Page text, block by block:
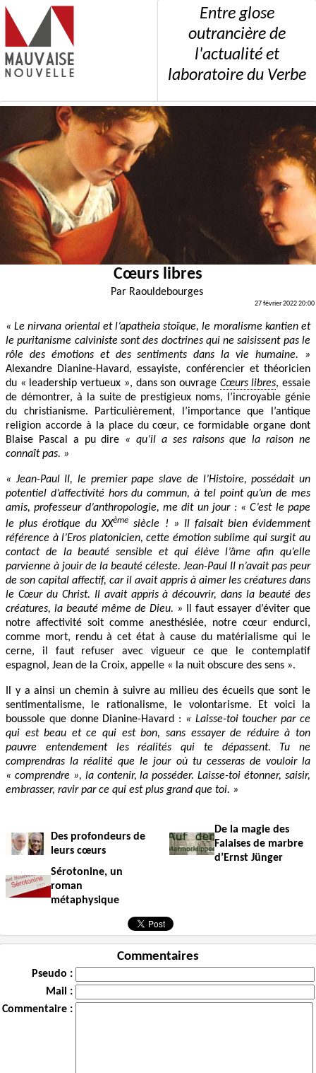
Entre glose
outrancière de
l'actualité et
laboratoire du Verbe
Cœurs libres
Par Raouldebourges
27 février 2022 20:00
« Le nirvana oriental et l’apatheia stoïque, le moralisme kantien et
le puritanisme calviniste sont des doctrines qui ne saisissent pas le
rôle des émotions et des sentiments dans la vie humaine. »
Alexandre Dianine-Havard, essayiste, conférencier et théoricien
du « leadership vertueux », dans son ouvrage Cœurs libres, essaie
de démontrer, à la suite de prestigieux noms, l’incroyable génie
du christianisme. Particulièrement, l’importance que l’antique
religion accorde à la place du cœur, ce formidable organe dont
Blaise Pascal a pu dire « qu’il a ses raisons que la raison ne
connaît pas. »
« Jean-Paul II, le premier pape slave de l’Histoire, possédait un
potentiel d’affectivité hors du commun, à tel point qu’un de mes
amis, professeur d’anthropologie, me dit un jour : « C’est le pape
le plus érotique du XXème siècle ! » Il faisait bien évidemment
référence à l’Eros platonicien, cette émotion sublime qui surgit au
contact de la beauté sensible et qui élève l’âme afin qu’elle
parvienne à jouir de la beauté céleste. Jean-Paul II n’avait pas peur
de son capital affectif, car il avait appris à aimer les créatures dans
le Cœur du Christ. Il avait appris à découvrir, dans la beauté des
créatures, la beauté même de Dieu. » Il faut essayer d’éviter que
notre affectivité soit comme anesthésiée, notre cœur endurci,
comme mort, rendu à cet état à cause du matérialisme qui le
cerne, il faut refuser avec vigueur ce que le contemplatif
espagnol, Jean de la Croix, appelle « la nuit obscure des sens ».
Il y a ainsi un chemin à suivre au milieu des écueils que sont le
sentimentalisme, le rationalisme, le volontarisme. Et voici la
boussole que donne Dianine-Havard : « Laisse-toi toucher par ce
qui est beau et ce qui est bon, sans essayer de réduire à ton
pauvre entendement les réalités qui te dépassent. Tu ne
comprendras la réalité que le jour où tu cesseras de vouloir la
« comprendre », la contenir, la posséder. Laisse-toi étonner, saisir,
embrasser, ravir par ce qui est plus grand que toi. »
Des profondeurs de
leurs cœurs
De la magie des
Falaises de marbre
d’Ernst Jünger
Sérotonine, un
roman
métaphysique
Commentaires
Pseudo :
Mail :
Commentaire :